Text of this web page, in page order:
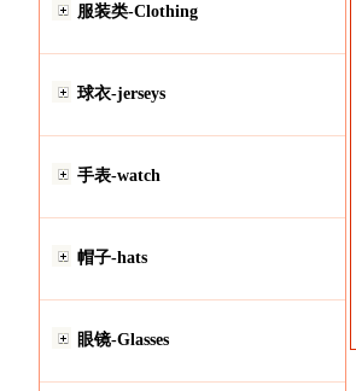
服装类-Clothing
球衣-jerseys
手表-watch
帽子-hats
眼镜-Glasses